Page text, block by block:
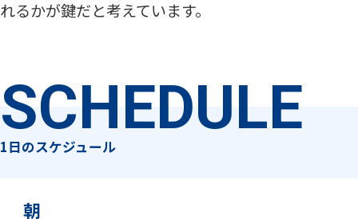
れるかが鍵だと考えています。
SCHEDULE
1日のスケジュール
朝